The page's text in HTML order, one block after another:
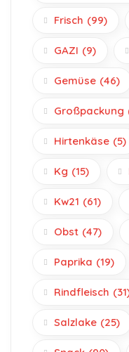
Frisch (99)
GAZI (9)
Gemüse (46)
Großpackung
Hirtenkäse (5)
Kg (15)
Kw21 (61)
Obst (47)
Paprika (19)
Rindfleisch
Salzlake (25)